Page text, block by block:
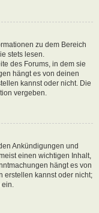
zu dem Bereich
stets lesen.
des Forums, in dem sie
hängt es von deinen
kannst oder nicht. Die
vergeben.
Ankündigungen und
einen wichtigen Inhalt,
hängt es von
erstellen kannst oder nicht;